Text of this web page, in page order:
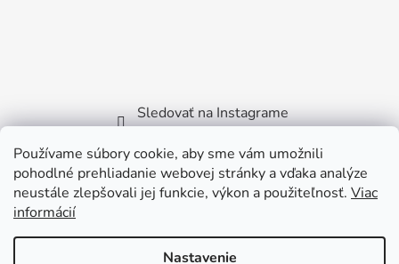
Používame súbory cookie, aby sme vám umožnili
pohodlné prehliadanie webovej stránky a vďaka analýze
neustále zlepšovali jej funkcie, výkon a použiteľnosť. Viac
informácií
Nastavenie
Sledovať na Instagrame
Facebook